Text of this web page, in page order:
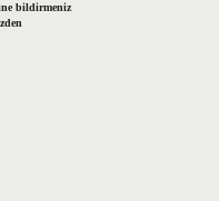
bildirmeniz